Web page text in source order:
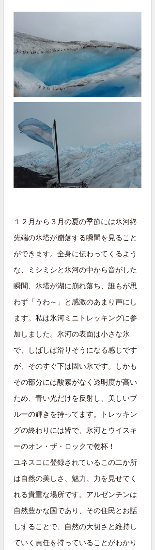
１２月から３月の夏の季節には氷河終
先端の氷塔が崩落する瞬間を見ること
ができます。全身に伝わってくるよう
な、ミシミシと氷河の中から音がした
瞬間、氷塔が湖に崩れ落ち、誰もが思
わず「うわ～」と感激のあまり声にし
ます。私は氷河ミニトレッキングに参
加しました。氷河の表面は小さな氷
で、しばしば滑りそうになる感じです
が、そのすぐ下は固い氷です。しかも
その部分には酸素がなく透明度が高い
ため、青い光だけを反射し、美しいブ
ルーの輝きを持ってます。トレッキン
グの終わりには皆で、氷河とウイスキ
ーのオン・ザ・ロックで乾杯！
ユネスコに登録されているこの二か所
は自然の美しさ、魅力、力を見せてく
れる貴重な場所です。アルゼンチンは
自然豊かな国であり、その住民とお話
しすることで、自然の大切さと維持し
ていく責任を持っていることがわかり